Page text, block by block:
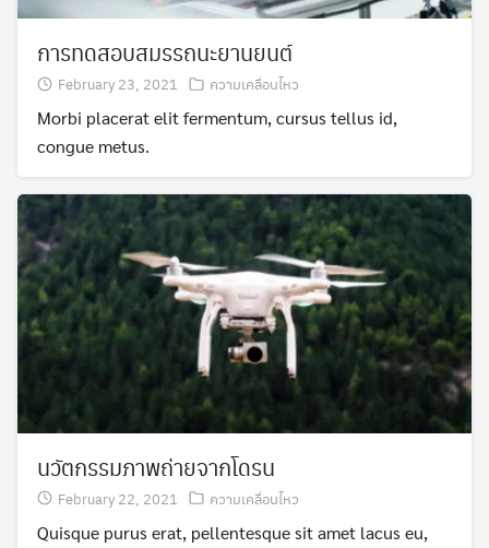
การทดสอบสมรรถนะยานยนต์
February 23, 2021 ความเคลื่อนไหว
Morbi placerat elit fermentum, cursus tellus id,
congue metus.
นวัตกรรมภาพถ่ายจากโดรน
February 22, 2021 ความเคลื่อนไหว
Quisque purus erat, pellentesque sit amet lacus eu,